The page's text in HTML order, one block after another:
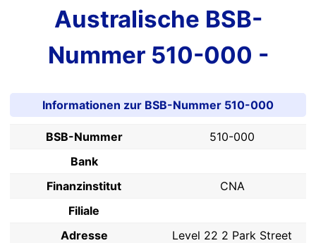
Australische BSB-
Nummer 510-000 -
Informationen zur BSB-Nummer 510-000
BSB-Nummer
510-000
Bank
Finanzinstitut
CNA
Filiale
Adresse
Level 22 2 Park Street